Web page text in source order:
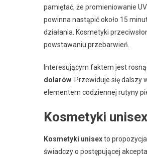
pamiętać, że promieniowanie
powinna nastąpić około 15
działania. Kosmetyki
powstawaniu przebarwień.
Interesującym faktem jest
dolarów . Przewiduje się dalszy
elementem codziennej rutyny
Kosmetyki unisex
Kosmetyki unisexto
świadczy o postępującej